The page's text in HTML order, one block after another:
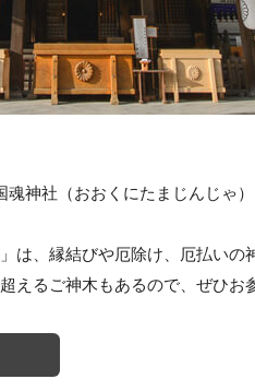
神社（おおくにたまじんじゃ
は、縁結びや厄除け、厄払いの
えるご神木もあるので、ぜひお